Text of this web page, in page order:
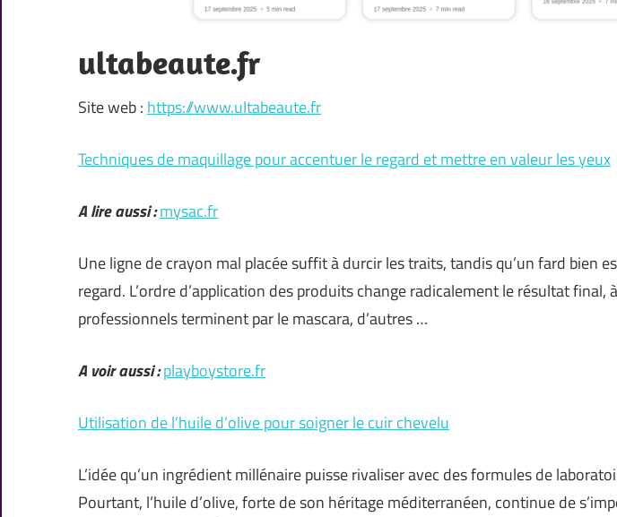
ultabeaute.fr
Site web : https://www.ultabeaute.fr
Techniques de maquillage pour accentuer le regard et mettre en valeur les yeux
A lire aussi :mysac.fr
Une ligne de crayon mal placée suffit à durcir les traits, tandis qu’un fard bien
regard. L’ordre d’application des produits change radicalement le résultat final,
professionnels terminent par le mascara, d’autres …
A voir aussi :playboystore.fr
Utilisation de l’huile d’olive pour soigner le cuir chevelu
L’idée qu’un ingrédient millénaire puisse rivaliser avec des formules de
Pourtant, l’huile d’olive, forte de son héritage méditerranéen, continue de